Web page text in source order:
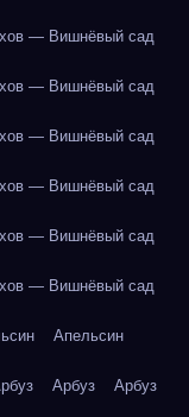
— Вишнёвый сад
— Вишнёвый сад
— Вишнёвый сад
— Вишнёвый сад
— Вишнёвый сад
— Вишнёвый сад
Апельсин
Арбуз Арбуз